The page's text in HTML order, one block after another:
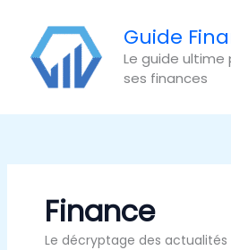
contenu
Guide
Le guide ultime
ses finances
Finance
Le décryptage des